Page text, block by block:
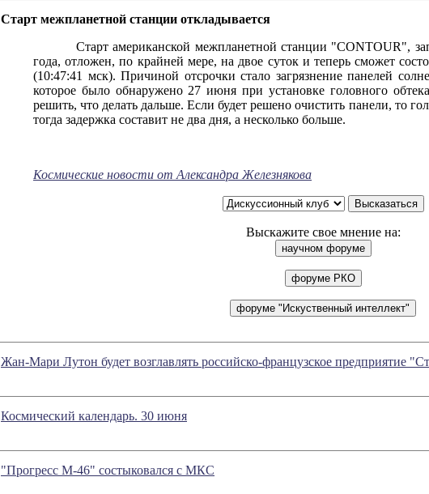
Старт межпланетной станции откладывается
Старт американской межпланетной станции "CONTOUR",
года, отложен, по крайней мере, на двое суток и теперь сможет
(10:47:41 мск). Причиной отсрочки стало загрязнение панелей
которое было обнаружено 27 июня при установке головного
решить, что делать дальше. Если будет решено очистить панели, то
тогда задержка составит не два дня, а несколько больше.
Космические новости от Александра Железнякова
Выскажите свое мнение на:
Жан-Мари Лутон будет возглавлять российско-французское предприятие
Космический календарь. 30 июня
"Прогресс М-46" состыковался с МКС